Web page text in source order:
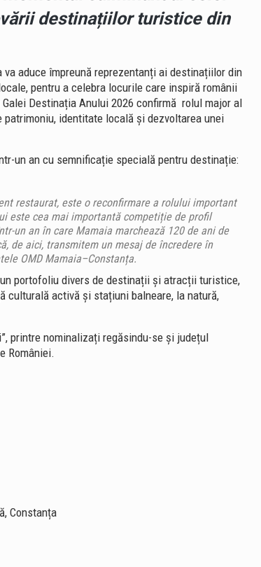
destinațiilor turistice din
aduce împreună reprezentanți ai destinațiilor din
pentru a celebra locurile care inspiră românii
Destinația Anului 2026 confirmă rolul major al
identitate locală și dezvoltarea unei
un an cu semnificație specială pentru destinație:
restaurat, este o reconfirmare a rolului important
este cea mai importantă competiție de profil
un an în care Mamaia marchează 120 de ani de
de aici, transmitem un mesaj de încredere în
OMD Mamaia–Constanța.
portofoliu divers de destinații și atracții turistice,
culturală activă și stațiuni balneare, la natură,
printre nominalizați regăsindu-se și județul
României.
Constanța